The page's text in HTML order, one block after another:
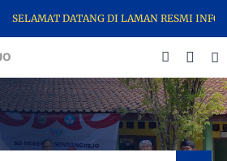
SELAMAT DATANG DI LAMAN RESMI